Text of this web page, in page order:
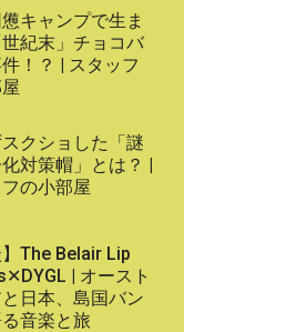
キャンプで生ま
紀末」チョコバ
！？ | スタッフ
クショした「謎
対策帽」とは？ |
の小部屋
】The Belair Lip
| オースト
日本、島国バン
る音楽と旅